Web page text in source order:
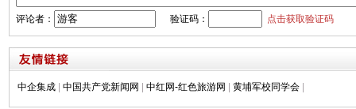
评论者： 验证码： 点击获取验证码
中企集成 中国共产党新闻网 中红网-红色旅游网 黄埔军校同学会